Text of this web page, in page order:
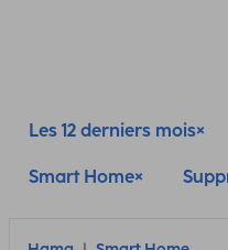
Les 12 derniers mois
Smart Home